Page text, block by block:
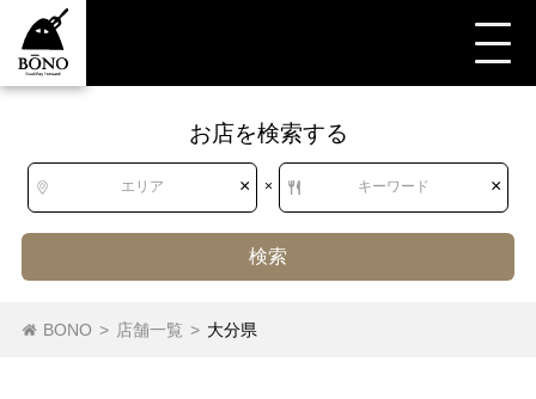
お店を検索する
エリア × × キーワード ×
検索
BONO > 店舗一覧 > 大分県
すべて 大分県
北海道 北海道
すべて 和食 うなぎ・どじょう・あなご あなご
うなぎ どじょう あなご